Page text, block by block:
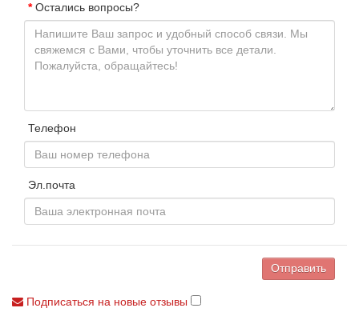
Остались вопросы?
Телефон
Эл.почта
Отправить
Подписаться на новые отзывы